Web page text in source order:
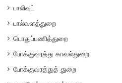
பாலிவுட்
பால்வளத்துறை
பொதுப்பணித்துறை
போக்குவரத்து காவல்துறை
போக்குவரத்துத் துறை